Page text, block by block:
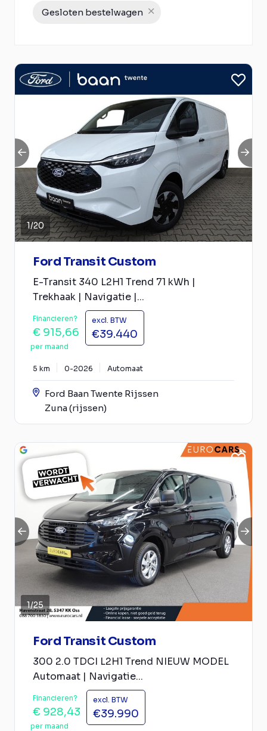
Gesloten bestelwagen
1/20
Ford Transit Custom
E-Transit 340 L2H1 Trend 71 kWh |
Trekhaak | Navigatie |...
Financieren?
€ 915,66
per maand
excl. BTW
€39.440
5 km 0-2026 Automaat
Ford Baan Twente Rijssen
Zuna (rijssen)
1/25
Ford Transit Custom
300 2.0 TDCI L2H1 Trend NIEUW MODEL
Automaat | Navigatie...
Financieren?
€ 928,43
per maand
excl. BTW
€39.990